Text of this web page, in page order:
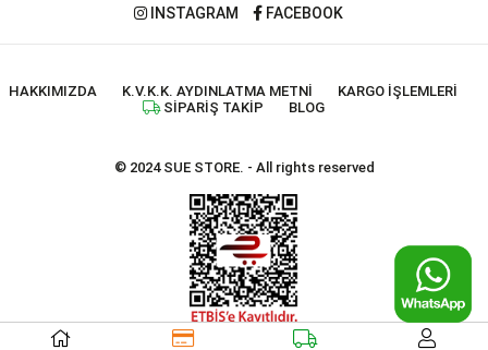
INSTAGRAM FACEBOOK
HAKKIMIZDA K.V.K.K. AYDINLATMA METNI
KARGO İŞLEMLERI
SIPARIŞ TAKIP
BLOG
© 2024 SUE STORE. - All rights reserved